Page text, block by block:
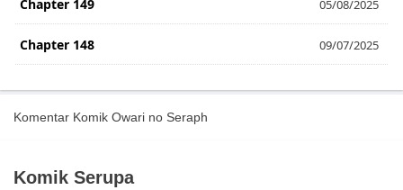
Chapter 149 05/08/2025
Chapter 148 09/07/2025
Chapter 146
Komentar Komik Owari no Seraph
Komik Serupa